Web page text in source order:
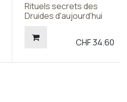
Rituels secrets des
Druides d'aujourd'hui
CHF34.60